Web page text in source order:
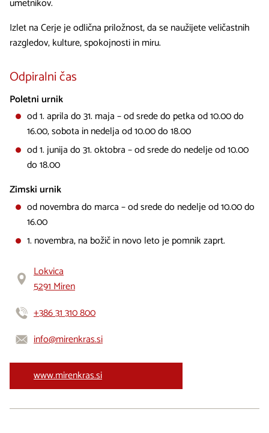
umetnikov.
Izlet na Cerje je odlična priložnost, da se naužijete veličastnih
razgledov, kulture, spokojnosti in miru.
Odpiralni čas
Poletni urnik
od 1. aprila do 31. maja – od srede do petka od 10.00 do
16.00, sobota in nedelja od 10.00 do 18.00
od 1. junija do 31. oktobra – od srede do nedelje od 10.00
do 18.00
Zimski urnik
od novembra do marca – od srede do nedelje od 10.00 do
16.00
1. novembra, na božič in novo leto je pomnik zaprt.
Lokvica
5291 Miren
+386 31 310 800
info@mirenkras.si
www.mirenkras.si